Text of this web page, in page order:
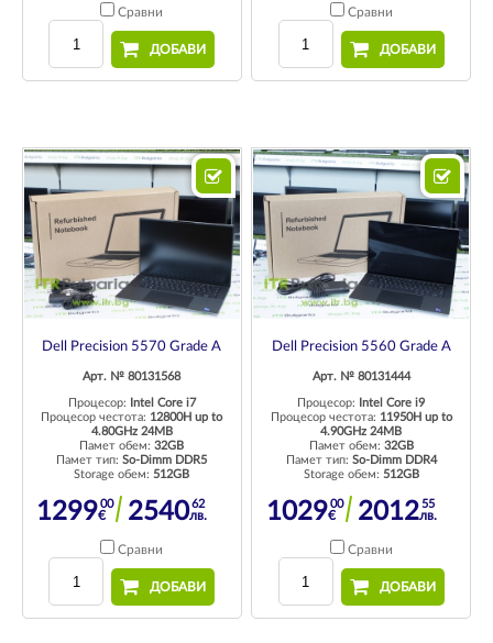
Сравни
ДОБАВИ
Сравни
ДОБАВИ
Dell Precision 5570 Grade A
Арт. № 80131568
Процесор:
Intel Core i7
Процесор честота: 12800H up to
4.80GHz 24MB
Памет обем:32GB
Памет тип:So-Dimm DDR5
Storage обем: 512GB
129900
€ 254062
лв.
Сравни
ДОБАВИ
Dell Precision 5560 Grade A
Арт. № 80131444
Процесор:
Intel Core i9
Процесор честота: 11950H up to
4.90GHz 24MB
Памет обем: 32GB
Памет тип: So-Dimm DDR4
Storage обем: 512GB
102900
€ 201255
лв.
Сравни
ДОБАВИ